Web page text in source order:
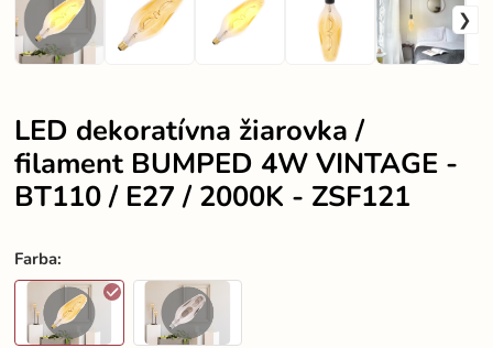
LED dekoratívna žiarovka /
filament BUMPED 4W VINTAGE -
BT110 / E27 / 2000K - ZSF121
Farba: